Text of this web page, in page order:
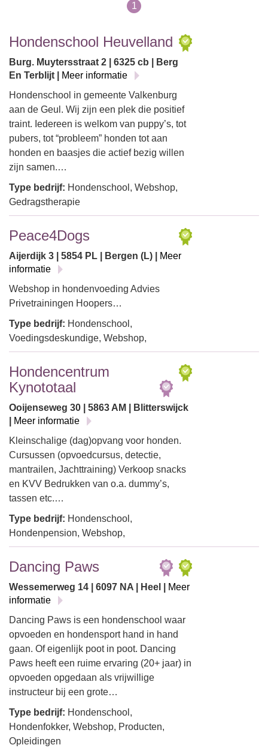
1
Hondenschool Heuvelland
Burg. Muytersstraat 2 | 6325 cb | Berg
En Terblijt |
Meer informatie
Hondenschool in gemeente Valkenburg
aan de Geul. Wij zijn een plek die positief
traint. Iedereen is welkom van puppy’s, tot
pubers, tot “probleem” honden tot aan
honden en baasjes die actief bezig willen
zijn samen.…
Type bedrijf: Hondenschool, Webshop,
Gedragstherapie
Peace4Dogs
Aijerdijk 3 | 5854 PL | Bergen (L) |
Meer
informatie
Webshop in hondenvoeding Advies
Privetrainingen Hoopers…
Type bedrijf: Hondenschool,
Voedingsdeskundige, Webshop,
Hondencentrum
Kynototaal
Ooijenseweg 30 | 5863 AM | Blitterswijck
Meer informatie
Kleinschalige (dag)opvang voor honden.
Cursussen (opvoedcursus, detectie,
mantrailen, Jachttraining) Verkoop snacks
en KVV Bedrukken van o.a. dummy’s,
tassen etc.…
Type bedrijf: Hondenschool,
Hondenpension, Webshop,
Dancing Paws
Wessemerweg 14 | 6097 NA | Heel |
Meer
informatie
Dancing Paws is een hondenschool waar
opvoeden en hondensport hand in hand
gaan. Of eigenlijk poot in poot. Dancing
Paws heeft een ruime ervaring (20+ jaar) in
opvoeden opgedaan als vrijwillige
instructeur bij een grote…
Type bedrijf: Hondenschool,
Hondenfokker, Webshop, Producten,
Opleidingen